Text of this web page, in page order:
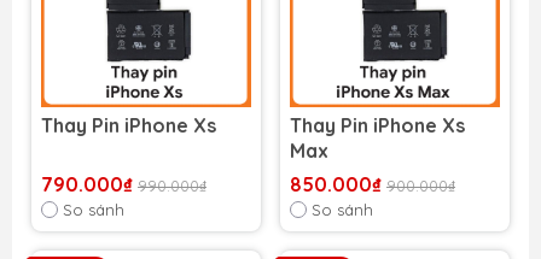
Thay Pin iPhone Xs
790.000₫ 990.000₫
So sánh
Thay Pin iPhone Xs
Max
850.000₫ 900.000₫
So sánh